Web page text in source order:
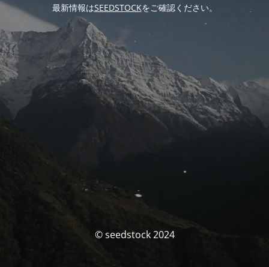
最新情報はSEEDSTOCKをご確認ください。
© seedstock 2024